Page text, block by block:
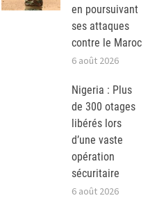
en poursuivant
ses attaques
contre le Maroc
6 août 2026
Nigeria : Plus
de 300 otages
libérés lors
d’une vaste
opération
sécuritaire
6 août 2026